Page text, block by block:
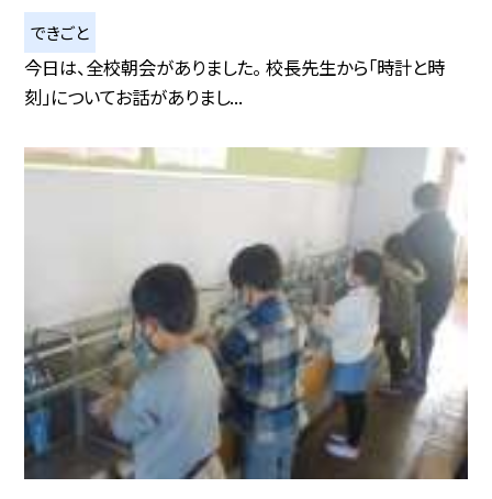
できごと
今日は、全校朝会がありました。 校長先生から「時計と時
刻」についてお話がありまし...